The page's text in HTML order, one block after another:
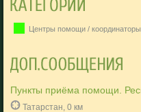
Центры помощи / координаторы
Пункты приёма помощи.
Татарстан, 0 км